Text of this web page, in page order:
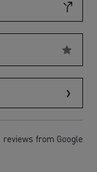
reviews from Google